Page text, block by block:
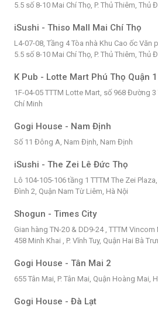
5.5 số 8-10 Mai Chí Thọ, P. Thủ Thiêm, Thủ
iSushi - Thiso Mall Mai Chí Thọ
L4-07-08, Tầng 4 Tòa nhà Khu Cao ốc Văn
5.5 số 8-10 Mai Chí Thọ, P. Thủ Thiêm, Thủ
K Pub - Lotte Mart Phú Thọ Quận
1F-04-05 TTTM Lotte Mart, số 968 Đường 3
Chí Minh
Gogi House - Nam Định
Số 11 Đông A, Nam Định, Nam Định
iSushi - The Zei Lê Đức Thọ
Lô 104-105-106 tầng 1 TTTM The Zei
Đình 2, Quận Nam Từ Liêm, Hà Nội
Shogun - Times City
Gian hàng TN-20 & DD9-24 , TTTM
458 Minh Khai , P. Vĩnh Tuy, Quận Hai Bà
Gogi House - Tân Mai 2
655 Tân Mai, P. Tân Mai, Quận Hoàng Mai,
Gogi House - Đà Lạt